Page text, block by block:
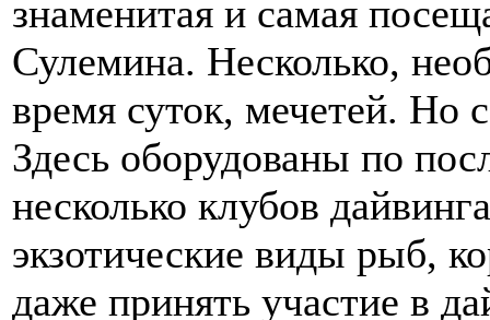
знаменитая и самая
Сулемина. Несколько,
время суток, мечетей. Но
Здесь оборудованы по
несколько клубов
экзотические виды рыб,
даже принять участие в